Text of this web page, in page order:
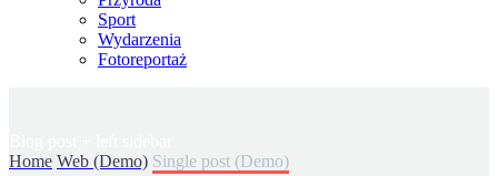
Sport
Wydarzenia
Fotoreportaż
Home Web (Demo) Single post (Demo)